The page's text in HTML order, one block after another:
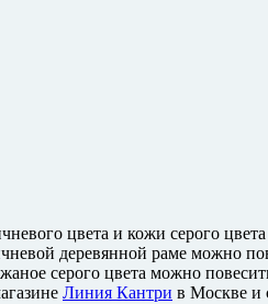
цвета и кожи серого
деревянной раме
серого цвета можно
Линия Кантри в Москве и